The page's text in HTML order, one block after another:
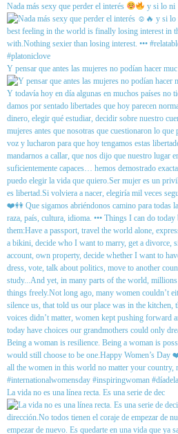
Nada más sexy que perder el interés y si lo ni
Y pensar que antes las mujeres no podían hacer muc
La vida no es una línea recta. Es una serie de dec